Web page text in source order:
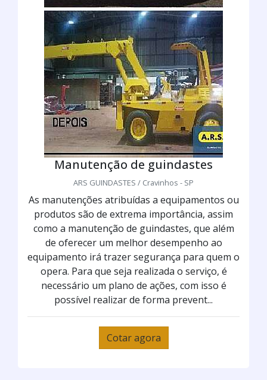
Manutenção de guindastes
ARS GUINDASTES / Cravinhos - SP
As manutenções atribuídas a equipamentos ou
produtos são de extrema importância, assim
como a manutenção de guindastes, que além
de oferecer um melhor desempenho ao
equipamento irá trazer segurança para quem o
opera. Para que seja realizada o serviço, é
necessário um plano de ações, com isso é
possível realizar de forma prevent...
Cotar agora